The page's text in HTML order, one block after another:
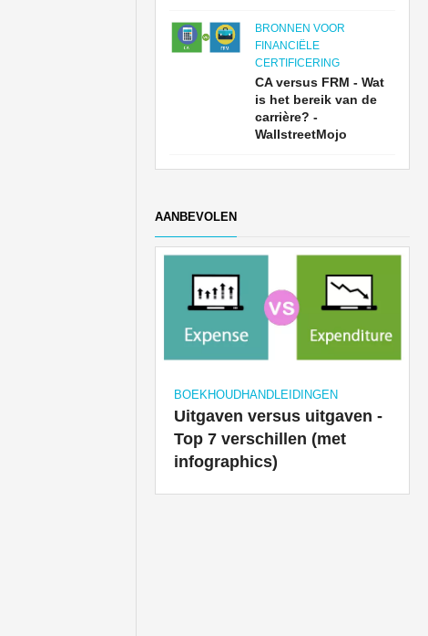
BRONNEN VOOR
FINANCIËLE
CERTIFICERING
CA versus FRM - Wat
is het bereik van de
carrière? -
WallstreetMojo
AANBEVOLEN
BOEKHOUDHANDLEIDINGEN
Uitgaven versus uitgaven -
Top 7 verschillen (met
infographics)